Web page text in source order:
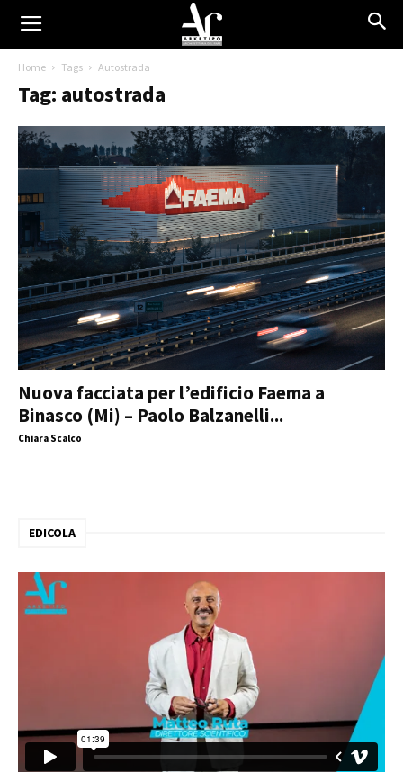
Home Tags Autostrada
Tag: autostrada
Nuova facciata per l’edificio Faema a
Binasco (Mi) – Paolo Balzanelli...
Chiara Scalco
EDICOLA